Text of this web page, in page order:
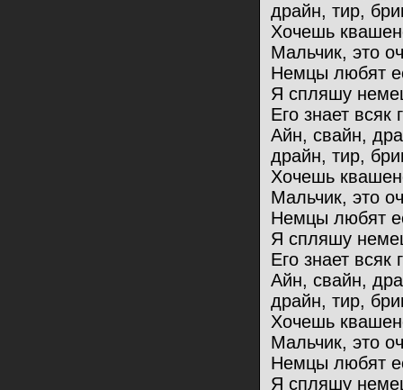
драйн, тир,
Хочешь
Мальчик, это
Немцы любят
Я спляшу
Его знает всяк
Айн, свайн,
драйн, тир,
Хочешь
Мальчик, это
Немцы любят
Я спляшу
Его знает всяк
Айн, свайн,
драйн, тир,
Хочешь
Мальчик, это
Немцы любят
Я спляшу